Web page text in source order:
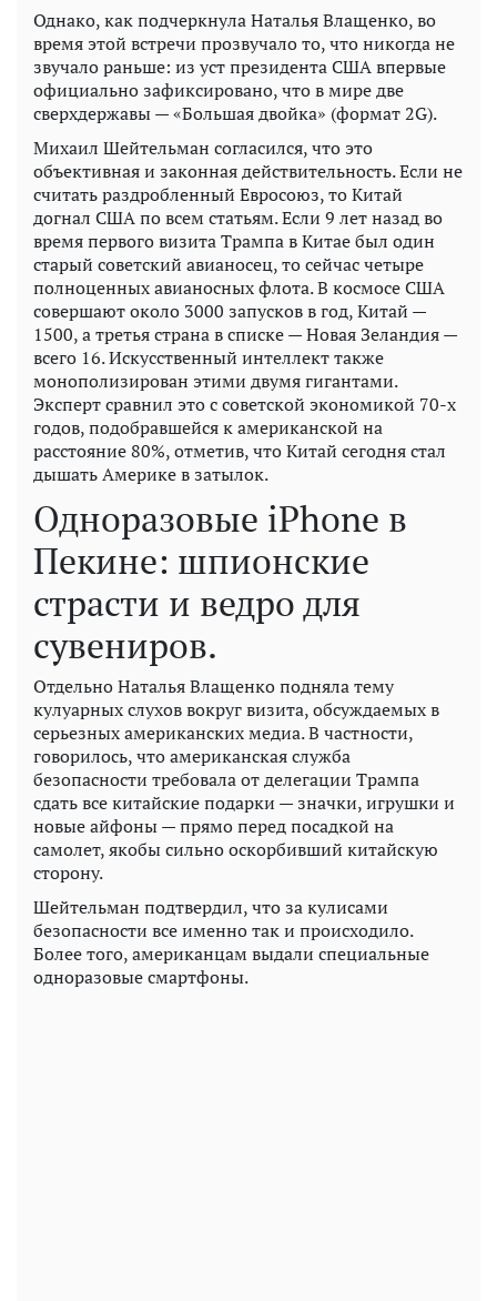
Однако, как подчеркнула Наталья Влащенко, во
время этой встречи прозвучало то, что никогда не
звучало раньше: из уст президента США впервые
официально зафиксировано, что в мире две
сверхдержавы — «Большая двойка» (формат 2G).
Михаил Шейтельман согласился, что это
объективная и законная действительность. Если не
считать раздробленный Евросоюз, то Китай
догнал США по всем статьям. Если 9 лет назад во
время первого визита Трампа в Китае был один
старый советский авианосец, то сейчас четыре
полноценных авианосных флота. В космосе США
совершают около 3000 запусков в год, Китай —
1500, а третья страна в списке — Новая Зеландия —
всего 16. Искусственный интеллект также
монополизирован этими двумя гигантами.
Эксперт сравнил это с советской экономикой 70-х
годов, подобравшейся к американской на
расстояние 80%, отметив, что Китай сегодня стал
дышать Америке в затылок.
Одноразовые iPhone в
Пекине: шпионские
страсти и ведро для
сувениров.
Отдельно Наталья Влащенко подняла тему
кулуарных слухов вокруг визита, обсуждаемых в
серьезных американских медиа. В частности,
говорилось, что американская служба
безопасности требовала от делегации Трампа
сдать все китайские подарки — значки, игрушки и
новые айфоны — прямо перед посадкой на
самолет, якобы сильно оскорбивший китайскую
сторону.
Шейтельман подтвердил, что за кулисами
безопасности все именно так и происходило.
Более того, американцам выдали специальные
одноразовые смартфоны.